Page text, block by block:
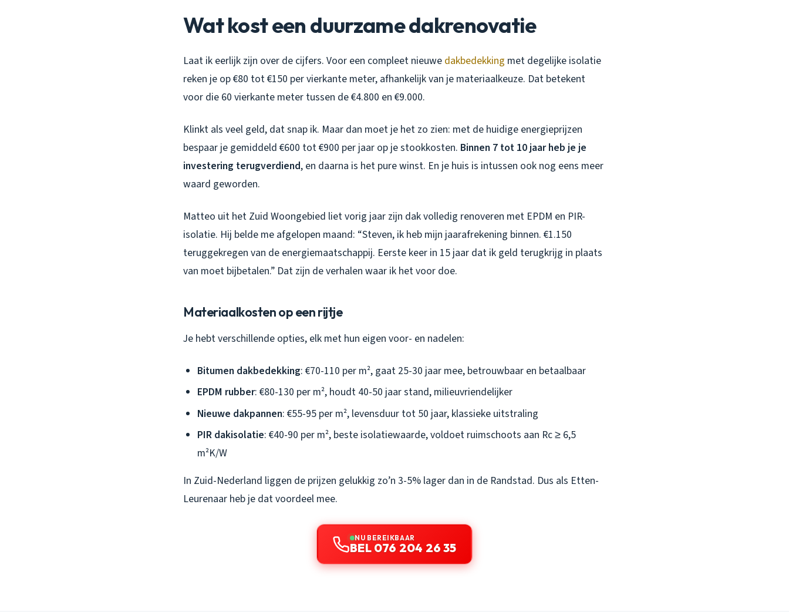
Wat kost een duurzame dakrenovatie
Laat ik eerlijk zijn over de cijfers. Voor een compleet nieuwe dakbedekking met degelijke isolatie
reken je op €80 tot €150 per vierkante meter, afhankelijk van je materiaalkeuze. Dat betekent
voor die 60 vierkante meter tussen de €4.800 en €9.000.
Klinkt als veel geld, dat snap ik. Maar dan moet je het zo zien: met de huidige energieprijzen
bespaar je gemiddeld €600 tot €900 per jaar op je stookkosten. Binnen 7 tot 10 jaar heb je je
investering terugverdiend, en daarna is het pure winst. En je huis is intussen ook nog eens meer
waard geworden.
Matteo uit het Zuid Woongebied liet vorig jaar zijn dak volledig renoveren met EPDM en PIR-
isolatie. Hij belde me afgelopen maand: “Steven, ik heb mijn jaarafrekening binnen. €1.150
teruggekregen van de energiemaatschappij. Eerste keer in 15 jaar dat ik geld terugkrijg in plaats
van moet bijbetalen.” Dat zijn de verhalen waar ik het voor doe.
Materiaalkosten op een rijtje
Je hebt verschillende opties, elk met hun eigen voor- en nadelen:
Bitumen dakbedekking: €70-110 per m², gaat 25-30 jaar mee, betrouwbaar en betaalbaar
EPDM rubber: €80-130 per m², houdt 40-50 jaar stand, milieuvriendelijker
Nieuwe dakpannen: €55-95 per m², levensduur tot 50 jaar, klassieke uitstraling
PIR dakisolatie: €40-90 per m², beste isolatiewaarde, voldoet ruimschoots aan Rc ≥ 6,5
m²K/W
In Zuid-Nederland liggen de prijzen gelukkig zo’n 3-5% lager dan in de Randstad. Dus als Etten-
Leurenaar heb je dat voordeel mee.
NU BEREIKBAAR
BEL 076 204 26 35